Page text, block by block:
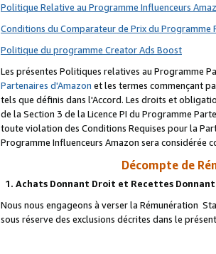
Politique Relative au Programme Influenceurs
Conditions du Comparateur de Prix du Programme
Politique du programme Creator Ads Boost
Les présentes Politiques relatives au Programme
Partenaires d'Amazon et les termes commençant
tels que définis dans l'Accord. Les droits et
de la Section 3 de la Licence PI du Programme
toute violation des Conditions Requises pour la
Programme Influenceurs Amazon sera considérée
Décompte de
1. Achats Donnant Droit et Recettes
Nous nous engageons à verser la Rémunération
sous réserve des exclusions décrites dans le